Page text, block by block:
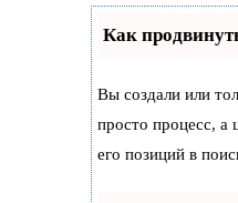
Как
Вы создали или
просто процесс, а
его позиций в